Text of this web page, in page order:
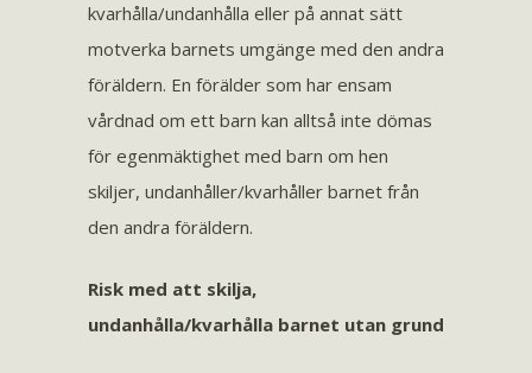
kvarhålla/undanhålla eller på annat sätt
motverka barnets umgänge med den andra
föräldern. En förälder som har ensam
vårdnad om ett barn kan alltså inte dömas
för egenmäktighet med barn om hen
skiljer, undanhåller/kvarhåller barnet från
den andra föräldern.
Risk med att skilja,
undanhålla/kvarhålla barnet utan grund